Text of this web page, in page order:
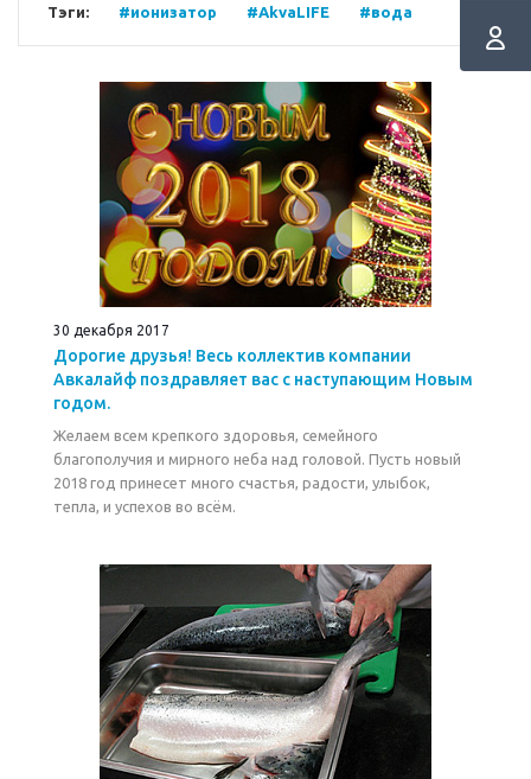
Тэги: #ионизатор #AkvaLIFE #вода
30 декабря 2017
Дорогие друзья! Весь коллектив компании
Авкалайф поздравляет вас с наступающим Новым
годом.
Желаем всем крепкого здоровья, семейного
благополучия и мирного неба над головой. Пусть новый
2018 год принесет много счастья, радости, улыбок,
тепла, и успехов во всём.